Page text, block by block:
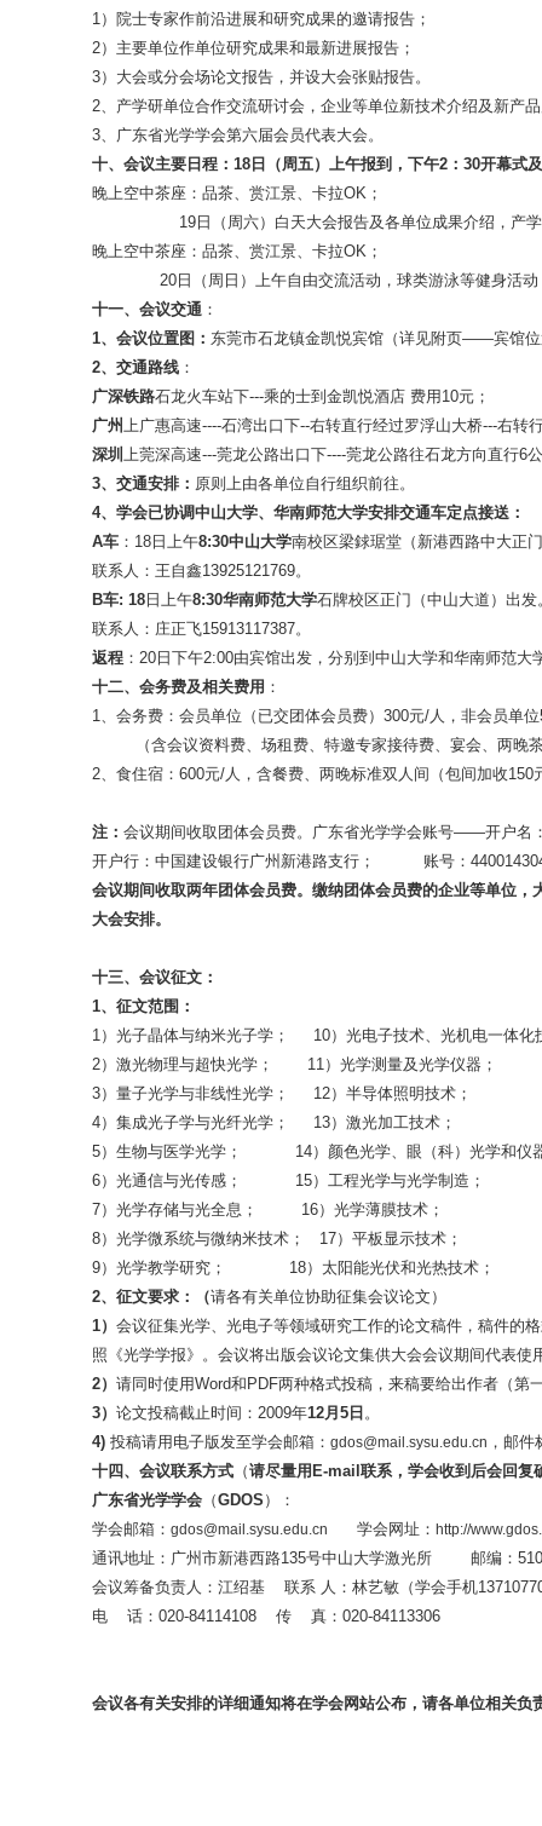
1）院士专家作前沿进展和研究成果的邀请报告；
2）主要单位作单位研究成果和最新进展报告；
3）大会或分会场论文报告，并设大会张贴报告。
2、产学研单位合作交流研讨会，企业等单位新技术介绍及新产
3、广东省光学学会第六届会员代表大会。
十、会议主要日程： 18 日（周五）上午报到，下午2 ： 30开幕式
晚上空中茶座：品茶、赏江景、卡拉OK；
19日（周六）白天大会报告及各单位成果介绍，产学
晚上空中茶座：品茶、赏江景、卡拉OK；
20日（周日）上午自由交流活动，球类游泳等健身活动
十一、会议交通 ：
1、 会议位置图： 东莞市石龙镇金凯悦宾馆（详见附页——宾馆
2、交通路线 ：
广深铁路石龙火车站下---乘的士到金凯悦酒店 费用10元；
广州上广惠高速----石湾出口下--右转直行经过罗浮山大桥---右转
深圳 上莞深高速---莞龙公路出口下----莞龙公路往石龙方向直行6
3、交通安排： 原则上由各单位自行组织前往。
4、学会已协调中山大学、华南师范大学安排交通车定点接送：
A车 ：18日上午8:30中山大学南校区梁銶琚堂（新港西路中大正
联系人：王自鑫13925121769。
B车: 18 日上午8:30华南师范大学石牌校区正门（中山大道）出发
联系人：庄正飞15913117387。
返程 ：20日下午2:00由宾馆出发，分别到中山大学和华南师范大
十二、会务费及相关费用 ：
1、会务费：会员单位（已交团体会员费）300元/人，非会员单
（含会议资料费、场租费、特邀专家接待费、宴会、两晚茶
2、食住宿：600元/人，含餐费、两晚标准双人间（包间加收
注： 会议期间收取团体会员费。广东省光学学会账号――开户名
开户行：中国建设银行广州新港路支行； 账号：
会议期间收取两年团体会员费。缴纳团体会员费的企业等单位
大会安排。
十三、 会议征文：
1、征文范围：
1）光子晶体与纳米光子学； 10）光电子技术、光机电一体化
2）激光物理与超快光学； 11）光学测量及光学仪器；
3）量子光学与非线性光学； 12）半导体照明技术；
4）集成光子学与光纤光学； 13）激光加工技术；
5）生物与医学光学； 14）颜色光学、眼（科）光学和仪
6）光通信与光传感； 15）工程光学与光学制造；
7）光学存储与光全息； 16）光学薄膜技术；
8）光学微系统与微纳米技术； 17）平板显示技术；
9）光学教学研究； 18）太阳能光伏和光热技术；
2、征文要求：（请各有关单位协助征集会议论文）
1） 会议征集光学、光电子等领域研究工作的论文稿件，稿件的
照《光学学报》。会议将出版会议论文集供大会会议期间代表使
2） 请同时使用Word和PDF两种格式投稿，来稿要给出作者（第
3） 论文投稿截止时间：2009年12月 5 日 。
4) 投稿请用电子版发至学会邮箱： gdos@mail.sysu.edu.cn ，邮
十四 、会议联系方式 （请尽量用 E-mail 联系， 学会收到后会回复
广东省光学学会 （GDOS ）：
学会邮箱： gdos@mail.sysu.edu.cn 学会网址： http://
通讯地址：广州市新港西路135号中山大学激光所 邮编：
会议筹备负责人：江绍基 联系 人：林艺敏（学会手机
电 话：020-84114108 传 真：020-84113306
会议各有关安排的详细通知将在学会网站公布，请各单位相关